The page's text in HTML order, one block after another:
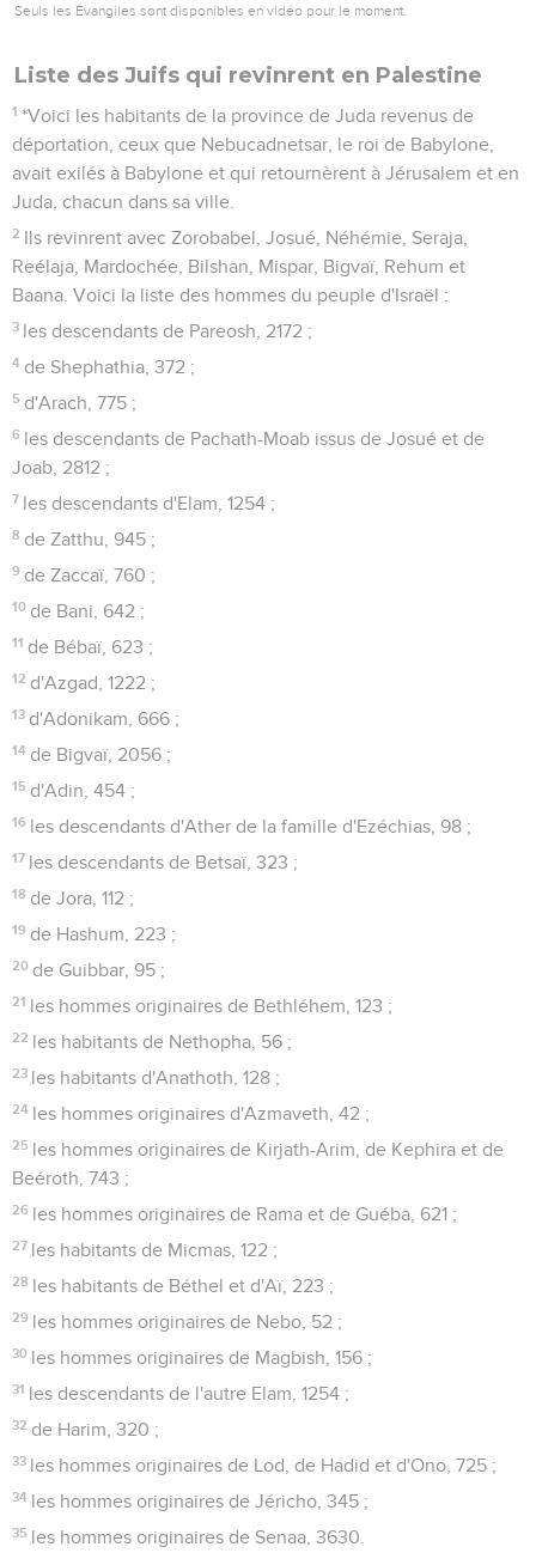
Seuls les Évangiles sont disponibles en vidéo pour le moment.
Liste des Juifs qui revinrent en Palestine
1 *Voici les habitants de la province de Juda revenus de
déportation, ceux que Nebucadnetsar, le roi de Babylone,
avait exilés à Babylone et qui retournèrent à Jérusalem et en
Juda, chacun dans sa ville.
2 Ils revinrent avec Zorobabel, Josué, Néhémie, Seraja,
Reélaja, Mardochée, Bilshan, Mispar, Bigvaï, Rehum et
Baana. Voici la liste des hommes du peuple d'Israël :
3 les descendants de Pareosh, 2172 ;
4 de Shephathia, 372 ;
5 d'Arach, 775 ;
6 les descendants de Pachath-Moab issus de Josué et de
Joab, 2812 ;
7 les descendants d'Elam, 1254 ;
8 de Zatthu, 945 ;
9 de Zaccaï, 760 ;
10 de Bani, 642 ;
11 de Bébaï, 623 ;
12 d'Azgad, 1222 ;
13 d'Adonikam, 666 ;
14 de Bigvaï, 2056 ;
15 d'Adin, 454 ;
16 les descendants d'Ather de la famille d'Ezéchias, 98 ;
17 les descendants de Betsaï, 323 ;
18 de Jora, 112 ;
19 de Hashum, 223 ;
20 de Guibbar, 95 ;
21 les hommes originaires de Bethléhem, 123 ;
22 les habitants de Nethopha, 56 ;
23 les habitants d'Anathoth, 128 ;
24 les hommes originaires d'Azmaveth, 42 ;
25 les hommes originaires de Kirjath-Arim, de Kephira et de
Beéroth, 743 ;
26 les hommes originaires de Rama et de Guéba, 621 ;
27 les habitants de Micmas, 122 ;
28 les habitants de Béthel et d'Aï, 223 ;
29 les hommes originaires de Nebo, 52 ;
30 les hommes originaires de Magbish, 156 ;
31 les descendants de l'autre Elam, 1254 ;
32 de Harim, 320 ;
33 les hommes originaires de Lod, de Hadid et d'Ono, 725 ;
34 les hommes originaires de Jéricho, 345 ;
35 les hommes originaires de Senaa, 3630.